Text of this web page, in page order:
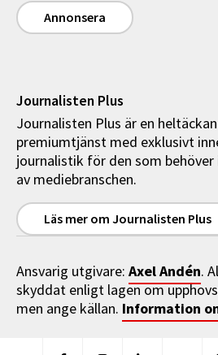
Annonsera
Journalisten Plus
Journalisten Plus är en
premiumtjänst med exklusivt
journalistik för den som
av mediebranschen.
Läs mer om Journalisten Plus
Ansvarig utgivare: Axel Andén.
skyddat enligt lagen om
men ange källan. Information